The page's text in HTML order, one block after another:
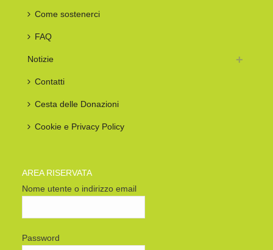
Come sostenerci
FAQ
Notizie
Contatti
Cesta delle Donazioni
Cookie e Privacy Policy
AREA RISERVATA
Nome utente o indirizzo email
Password